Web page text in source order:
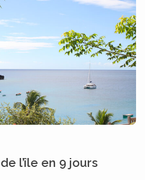
l’île en 9 jours